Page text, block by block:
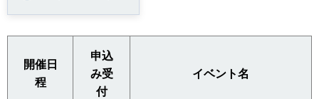
開催日
程
申込
み受
付
イベント名